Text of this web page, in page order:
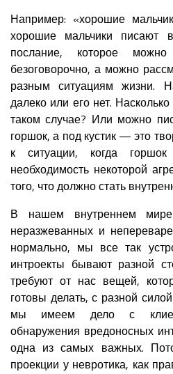
Например: «хорошие
хорошие мальчики писают
послание, которое
безоговорочно, а можно
разным ситуациям жизни.
далеко или его нет.
таком случае? Или можно
горшок, а под кустик — это
к ситуации, когда
необходимость некоторой
того, что должно стать
В нашем внутреннем мире
неразжеванных и
нормально, мы все так
интроекты бывают разной
требуют от нас вещей,
готовы делать, с разной
мы имеем дело с
обнаружения вредоносных
одна из самых важных.
проекции у невротика, как